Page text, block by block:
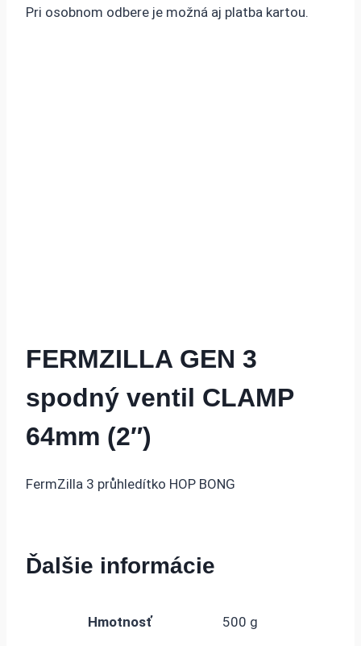
Pri osobnom odbere je možná aj platba kartou.
FERMZILLA GEN 3
spodný ventil CLAMP
64mm (2″)
FermZilla 3 průhledítko HOP BONG
Ďalšie informácie
Hmotnosť 500 g